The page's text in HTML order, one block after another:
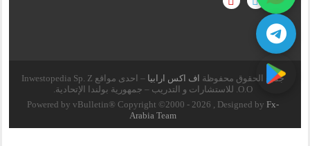
جميع الحقوق محفوظة اف اكس ارابيا
– احدى مواقع Inwestopedia Sp. Z
O.O. للاستشارات و التدريب – جمهورية بولندا الإتحادية.
Powered by vBulletin® Copyright ©2000 - 2026 , Designed byFx-
Arabia Team